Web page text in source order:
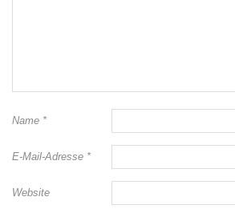
Name *
E-Mail-Adresse *
Website